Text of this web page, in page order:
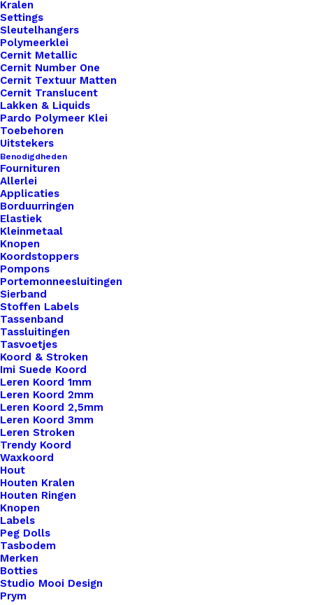
Kralen
Settings
Sleutelhangers
Polymeerklei
Cernit Metallic
Cernit Number One
Cernit Textuur Matten
Cernit Translucent
Lakken & Liquids
Pardo Polymeer Klei
Toebehoren
Uitstekers
Benodigdheden
Fournituren
Allerlei
Applicaties
Borduurringen
Elastiek
Kleinmetaal
Knopen
Koordstoppers
Pompons
Portemonneesluitingen
Sierband
Stoffen Labels
Tassenband
Tassluitingen
Tasvoetjes
Koord & Stroken
Imi Suede Koord
Leren Koord 1mm
Leren Koord 2mm
Leren Koord 2,5mm
Leren Koord 3mm
Leren Stroken
Trendy Koord
Waxkoord
Hout
Houten Kralen
Houten Ringen
Knopen
Labels
Peg Dolls
Tasbodem
Merken
Botties
Studio Mooi Design
Prym
Artikelnummer
Categorie
Binnen 1-3 werkdagen verzonden
Veilig betalen
Unieke en kwaliteitsproducten
Overzicht
Nog meer leuks!
Leren Label Wijnen Wijnen Wijnen